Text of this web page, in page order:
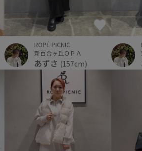
ROPÉ PICNIC
新百合ヶ丘ＯＰＡ
あずさ (157cm)